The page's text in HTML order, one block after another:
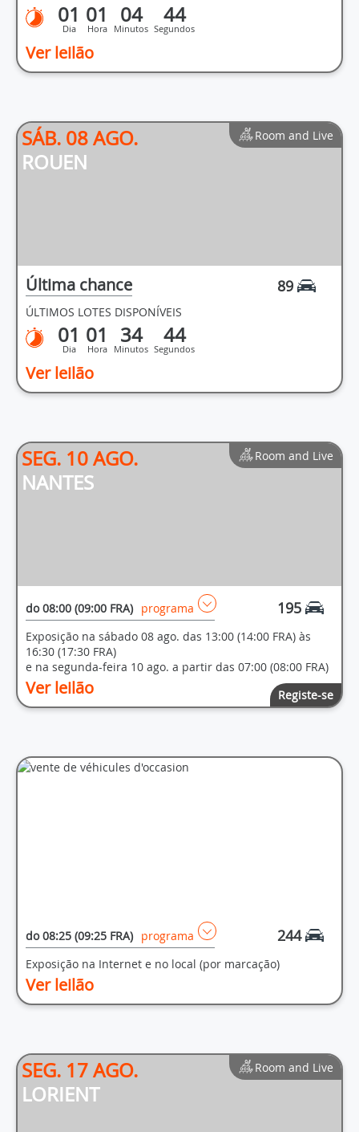
01
Dia
01
Hora
04
Minutos
44
Segundos
Ver leilão
SÁB. 08 AGO.
ROUEN
Room and Live
Última chance 89
ÚLTIMOS LOTES DISPONÍVEIS
01
Dia
01
Hora
34
Minutos
44
Segundos
Ver leilão
SEG. 10 AGO.
NANTES
Room and Live
do 08:00 (09:00 FRA) programa 195
Exposição na sábado 08 ago. das 13:00 (14:00 FRA) às
16:30 (17:30 FRA)
e na segunda-feira 10 ago. a partir das 07:00 (08:00 FRA)
Ver leilão Registe-se
do 08:25 (09:25 FRA) programa 244
Exposição na Internet e no local (por marcação)
Ver leilão
SEG. 17 AGO.
LORIENT
Room and Live